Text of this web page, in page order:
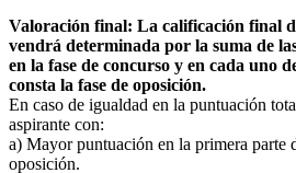
Valoración final: La calificación final
vendrá determinada por la suma de
en la fase de concurso y en cada uno
consta la fase de oposición.
En caso de igualdad en la puntuación
aspirante con:
a) Mayor puntuación en la primera parte
oposición.